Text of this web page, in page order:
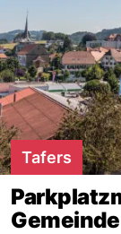
Tafers